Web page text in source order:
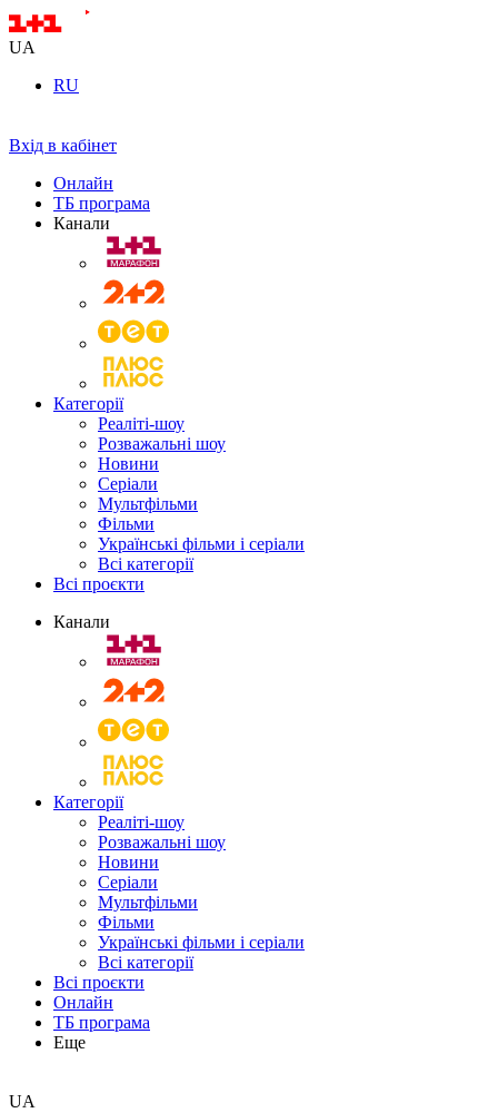
UA
RU
Вхід в кабінет
Онлайн
ТБ програма
Канали
Категорії
Реаліті-шоу
Розважальні шоу
Новини
Серіали
Мультфільми
Фільми
Українські фільми і серіали
Всі категорії
Всі проєкти
Канали
Категорії
Реаліті-шоу
Розважальні шоу
Новини
Серіали
Мультфільми
Фільми
Українські фільми і серіали
Всі категорії
Всі проєкти
Онлайн
ТБ програма
Еще
UA